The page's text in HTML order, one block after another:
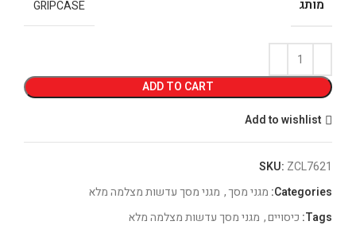
מותג GRIPCASE
ADD TO CART
Add to wishlist
SKU: ZCL7621
Categories: מגני מסך, מגני מסך עדשות מצלמה מלא
Tags: כיסויים, מגני מסך עדשות מצלמה מלא